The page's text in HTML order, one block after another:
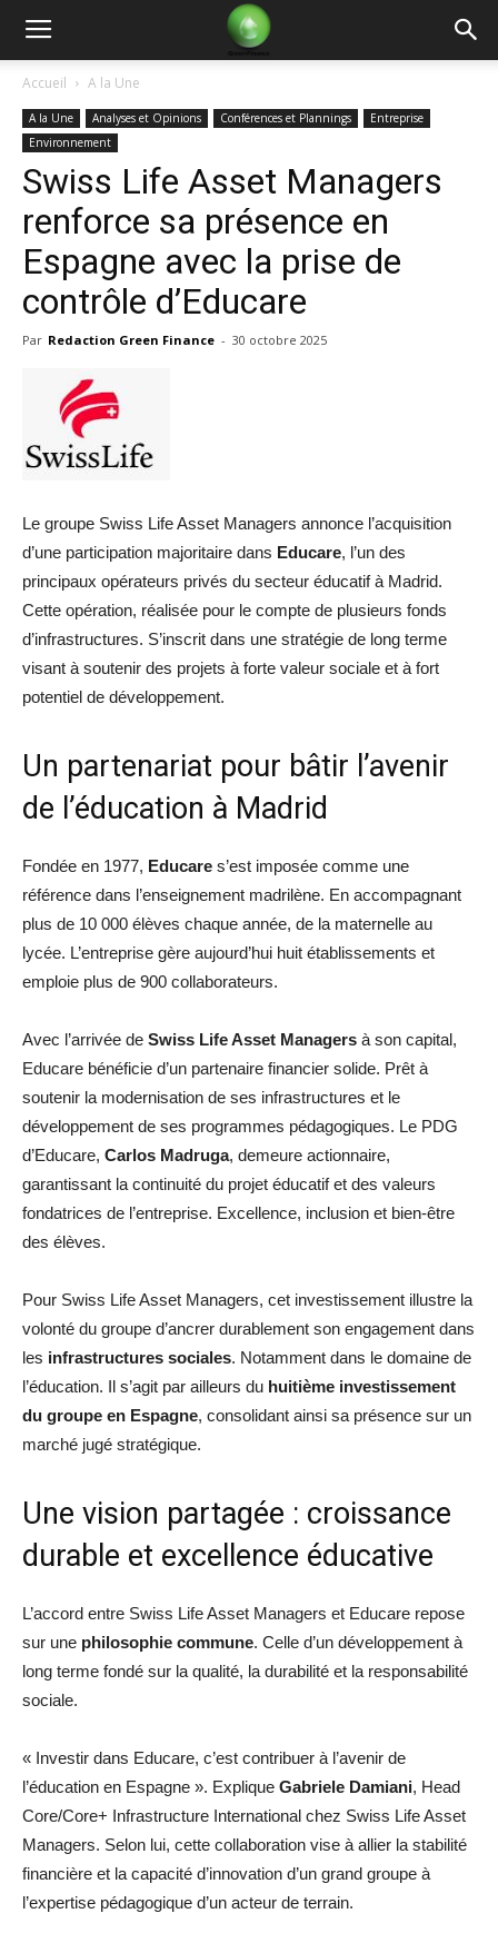
Green
Finance
Accueil A la Une
A la Une Analyses et Opinions Conférences et Plannings
Entreprise
Environnement
Swiss Life Asset Managers
renforce sa présence en
Espagne avec la prise de
contrôle d’Educare
Par Redaction Green Finance - 30 octobre 2025
Le groupe Swiss Life Asset Managers annonce l’acquisition
d’une participation majoritaire dans Educare, l’un des
principaux opérateurs privés du secteur éducatif à Madrid.
Cette opération, réalisée pour le compte de plusieurs fonds
d’infrastructures. S’inscrit dans une stratégie de long terme
visant à soutenir des projets à forte valeur sociale et à fort
potentiel de développement.
Un partenariat pour bâtir l’avenir
de l’éducation à Madrid
Fondée en 1977, Educare s’est imposée comme une
référence dans l’enseignement madrilène. En accompagnant
plus de 10 000 élèves chaque année, de la maternelle au
lycée. L’entreprise gère aujourd’hui huit établissements et
emploie plus de 900 collaborateurs.
Avec l’arrivée de Swiss Life Asset Managers à son capital,
Educare bénéficie d’un partenaire financier solide. Prêt à
soutenir la modernisation de ses infrastructures et le
développement de ses programmes pédagogiques. Le PDG
d’Educare, Carlos Madruga, demeure actionnaire,
garantissant la continuité du projet éducatif et des valeurs
fondatrices de l’entreprise. Excellence, inclusion et bien-être
des élèves.
Pour Swiss Life Asset Managers, cet investissement illustre la
volonté du groupe d’ancrer durablement son engagement dans
les infrastructures sociales. Notamment dans le domaine de
l’éducation. Il s’agit par ailleurs du huitième investissement
du groupe en Espagne, consolidant ainsi sa présence sur un
marché jugé stratégique.
Une vision partagée : croissance
durable et excellence éducative
L’accord entre Swiss Life Asset Managers et Educare repose
sur une philosophie commune. Celle d’un développement à
long terme fondé sur la qualité, la durabilité et la responsabilité
sociale.
« Investir dans Educare, c’est contribuer à l’avenir de
l’éducation en Espagne ». Explique Gabriele Damiani, Head
Core/Core+ Infrastructure International chez Swiss Life Asset
Managers. Selon lui, cette collaboration vise à allier la stabilité
financière et la capacité d’innovation d’un grand groupe à
l’expertise pédagogique d’un acteur de terrain.